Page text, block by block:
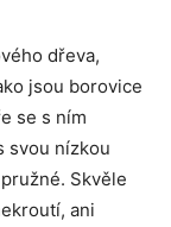
dřeva,
jsou borovice
se s ním
svou nízkou
Skvěle
ani